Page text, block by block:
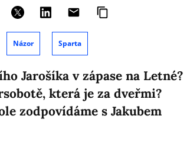
Názor Sparta
Jarošíka v zápase na Letné?
která je za dveřmi?
zodpovídáme s Jakubem